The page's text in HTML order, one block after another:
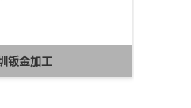
钣金加工